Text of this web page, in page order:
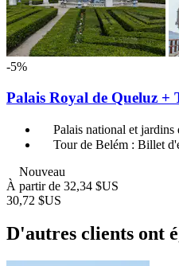
-5%
Palais Royal de Queluz +
Palais national et
Tour de Belém : Billet
Nouveau
À partir de 32,34 $US
30,72 $US
D'autres clients ont